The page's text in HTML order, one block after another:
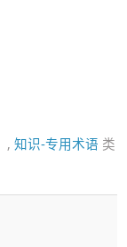
,知识-专用术语 类